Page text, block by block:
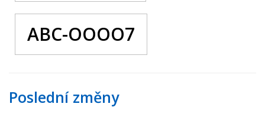
ABC-OOOO7
Poslední změny